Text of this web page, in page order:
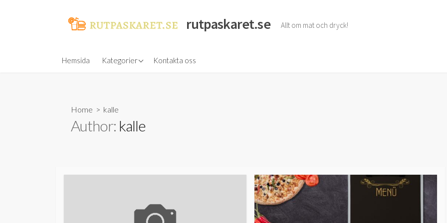
rutpaskaret.se Allt om mat och dryck!
Hemsida Kategorier
Mat och dryck
Kontakta oss
Home > kalle
Author: kalle